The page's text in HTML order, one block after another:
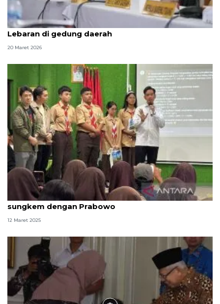
Pemprov Kepri ajak warga hadiri halal bihalal
Lebaran di gedung daerah
20 Maret 2026
Gibran rencana shalat Idul Fitri di Jakarta dan
sungkem dengan Prabowo
12 Maret 2025